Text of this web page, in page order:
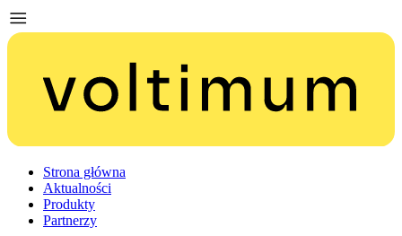
Strona główna
Aktualności
Produkty
Partnerzy